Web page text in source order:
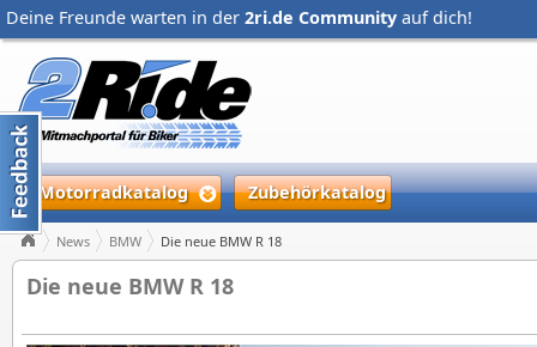
Deine Freunde warten in der 2ri.de Community auf dich!
Motorradkatalog Zubehörkatalog
News BMW Die neue BMW R 18
Die neue BMW R 18